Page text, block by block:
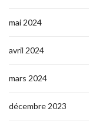
mai 2024
avril 2024
mars 2024
décembre 2023